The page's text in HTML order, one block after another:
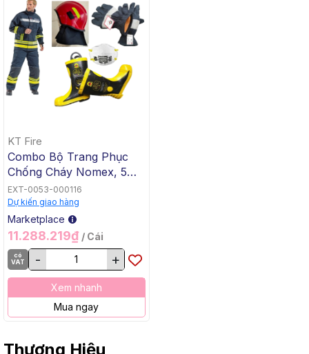
KT Fire
Combo Bộ Trang Phục
Chống Cháy Nomex, 5
Món KT Fire KTFSN700,
Màu Xanh Đen
EXT-0053-000116
Dự kiến giao hàng
Marketplace
11.288.219₫ / Cái
có
VAT
- +
Xem nhanh
Mua ngay
Thương Hiệu